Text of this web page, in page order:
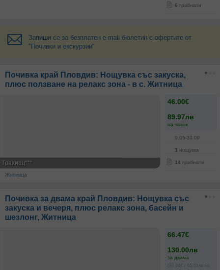
6 грабнати
Запиши се за безплатен e-mail бюлетин с офертите от
"Почивки и екскурзии"
Почивка край Пловдив: Нощувка със закуска,
плюс ползване на релакс зона - в с. Житница
46.00€
89.97лв
на човек
9.05-30.09
1 нощувка
14 грабнати
Тракиец***
Житница
Почивка за двама край Пловдив: Нощувка със
закуска и вечеря, плюс релакс зона, басейн и
шезлонг, Житница
66.47€
130.00лв
за двама
(33.24€ / 65.01лв на